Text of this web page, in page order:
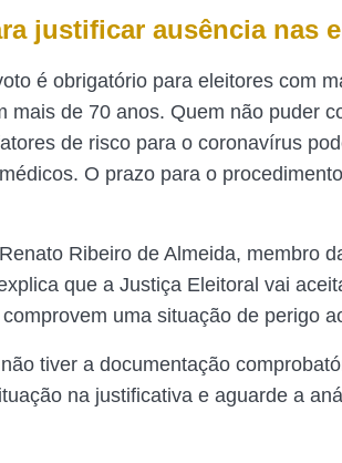
justificar ausência nas
é obrigatório para eleitores com
mais de 70 anos. Quem não puder
de risco para o coronavírus
O prazo para o
Ribeiro de Almeida, membro
que a Justiça Eleitoral vai
uma situação de perigo
tiver a documentação
na justificativa e aguarde a